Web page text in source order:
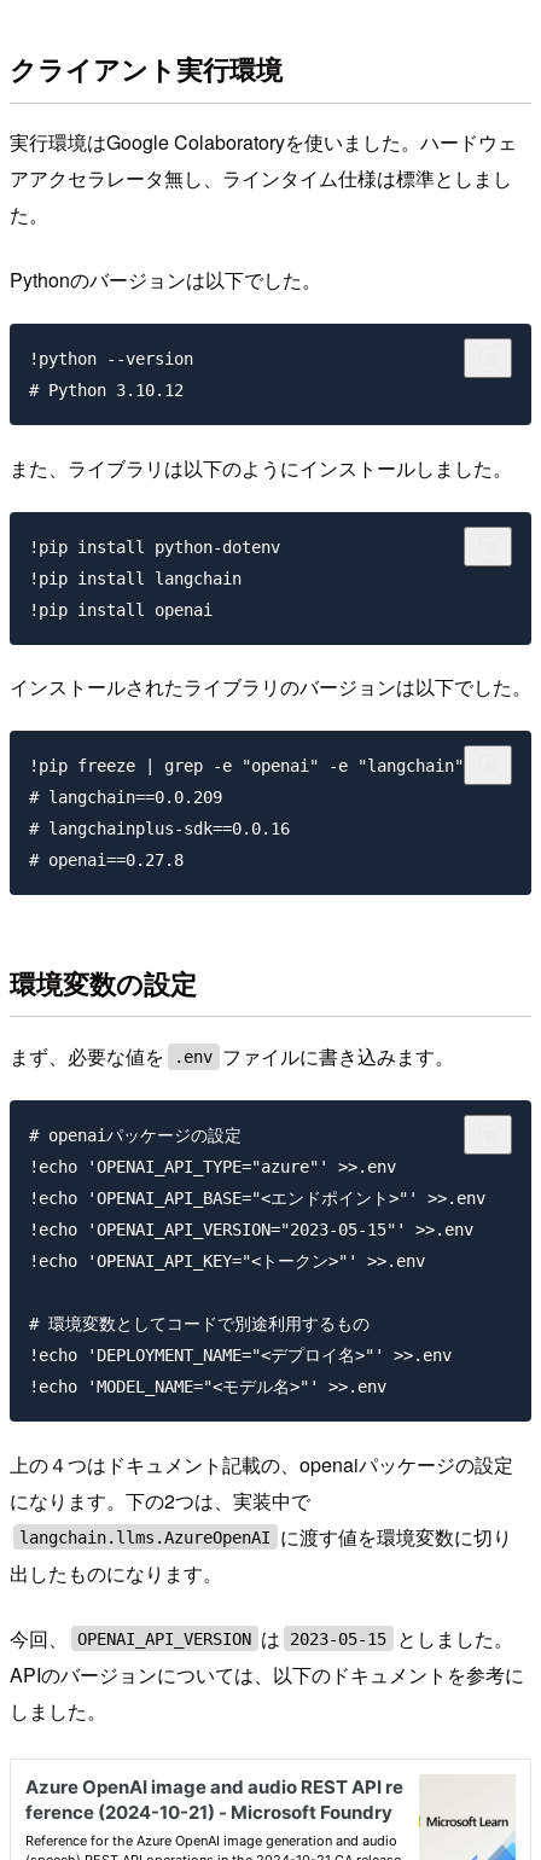
クライアント実行環境
実行環境はGoogle Colaboratoryを使いました。ハードウェ
アアクセラレータ無し、ラインタイム仕様は標準としまし
た。
Pythonのバージョンは以下でした。
!python --version
また、ライブラリは以下のようにインストールしました。
!pip install python-dotenv
!pip install langchain
インストールされたライブラリのバージョンは以下でした。
!pip freeze | grep -e "openai" -e "langchain"
# langchain==0.0.209
# langchainplus-sdk==0.0.16
環境変数の設定
まず、必要な値を .env ファイルに書き込みます。
# openaiパッケージの設定
!echo 'OPENAI_API_TYPE="azure"' >>.env
!echo 'OPENAI_API_BASE="<エンドポイント>"' >>.env
!echo 'OPENAI_API_VERSION="2023-05-15"' >>.env
!echo 'OPENAI_API_KEY="<トークン>"' >>.env
# 環境変数としてコードで別途利用するもの
!echo 'DEPLOYMENT_NAME="<デプロイ名>"' >>.env
上の４つはドキュメント記載の、openaiパッケージの設定
になります。下の2つは、実装中で
langchain.llms.AzureOpenAI
に渡す値を環境変数に切り
出したものになります。
今回、 OPENAI_API_VERSION は 2023-05-15
としました。
APIのバージョンについては、以下のドキュメントを参考に
しました。